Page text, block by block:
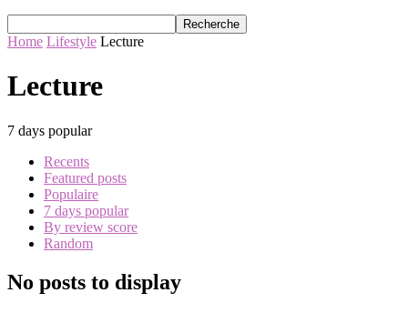
Home Lifestyle Lecture
Lecture
7 days popular
Recents
Featured posts
Populaire
7 days popular
By review score
Random
No posts to display